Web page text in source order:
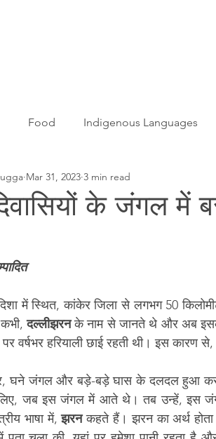
Food Indigenous Languages
Adivasi women Adivasi writers
के जंगल में
Mar 31, 2023 3 min read
में स्थित, कांकेर जिला से लगभग 50
कभी, दल्लीझरन के नाम से जानते थे और अब
वर्षभर हरियाली छाई रहती थी। इस कारण
पर, घने जंगल और बड़े-बड़े घास के दलदल हुआ
जब इस जंगल में आते थे। तब उन्हें, इस
भाषा में, झरन कहते हैं। झरन का अर्थ होता